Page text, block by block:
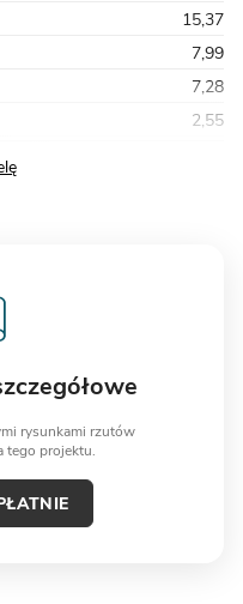
15,37
7,99
7,28
2,55
rysunkami rzutów
tego projektu.